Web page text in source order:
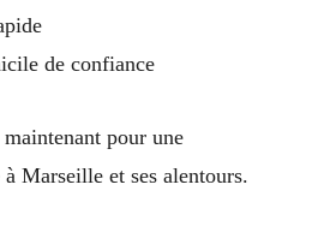
de confiance
pour une
Marseille et ses alentours.